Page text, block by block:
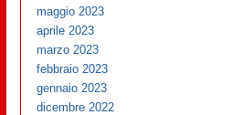
maggio 2023
aprile 2023
marzo 2023
febbraio 2023
gennaio 2023
dicembre 2022